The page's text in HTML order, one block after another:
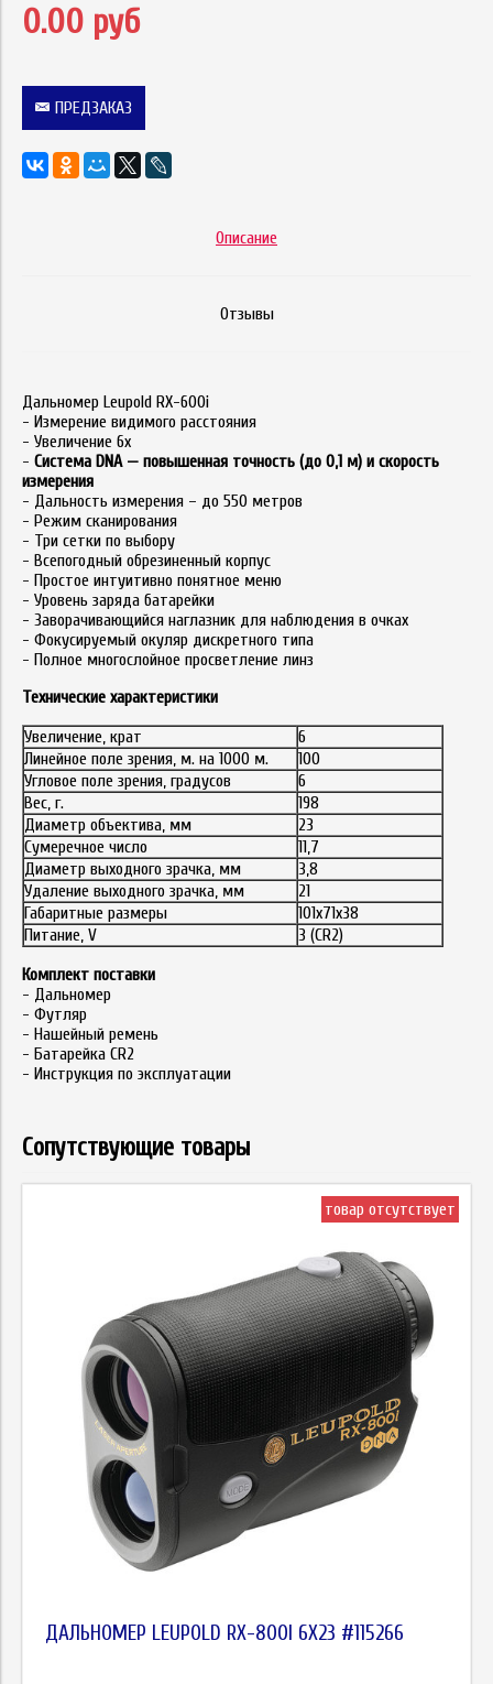
0.00 руб
ПРЕДЗАКАЗ
Описание
Отзывы
Дальномер Leupold RX-600i
- Измерение видимого расстояния
- Увеличение 6х
- Система DNA — повышенная точность (до 0,1 м) и скорость
измерения
- Дальность измерения – до 550 метров
- Режим сканирования
- Три сетки по выбору
- Всепогодный обрезиненный корпус
- Простое интуитивно понятное меню
- Уровень заряда батарейки
- Заворачивающийся наглазник для наблюдения в очках
- Фокусируемый окуляр дискретного типа
- Полное многослойное просветление линз
Технические характеристики
Увеличение, крат
6
Линейное поле зрения, м. на 1000 м.
100
Угловое поле зрения, градусов
6
Вес, г.
198
Диаметр объектива, мм
23
Сумеречное число
11,7
Диаметр выходного зрачка, мм
3,8
Удаление выходного зрачка, мм
21
Габаритные размеры
101х71х38
Питание, V
3 (CR2)
Комплект поставки
- Дальномер
- Футляр
- Нашейный ремень
- Батарейка CR2
- Инструкция по эксплуатации
Сопутствующие товары
товар отсутствует
ДАЛЬНОМЕР LEUPOLD RX-800I 6X23 #115266